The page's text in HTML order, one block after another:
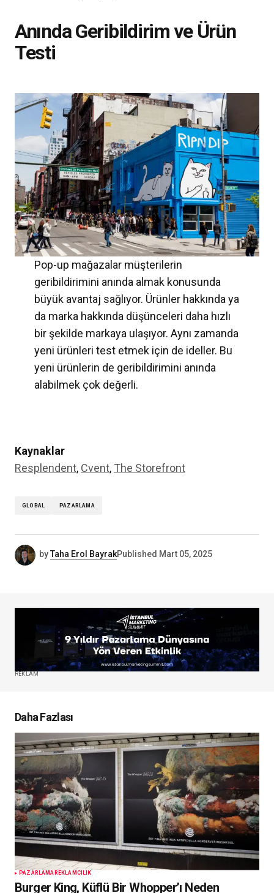
Anında Geribildirim ve Ürün
Testi
Pop-up mağazalar müşterilerin
geribildirimini anında almak konusunda
büyük avantaj sağlıyor. Ürünler hakkında ya
da marka hakkında düşünceleri daha hızlı
bir şekilde markaya ulaşıyor. Aynı zamanda
yeni ürünleri test etmek için de ideller. Bu
yeni ürünlerin de geribildirimini anında
alabilmek çok değerli.
Kaynaklar
Resplendent, Cvent, The Storefront
GLOBAL PAZARLAMA
byTaha Erol BayrakPublished Mart 05, 2025
REKLAM
Daha Fazlası
PAZARLAMA REKLAMCILIK
Burger King, Küflü Bir Whopper’ı Neden